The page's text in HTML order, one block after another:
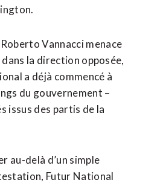
Vannacci menace
la direction opposée,
a déjà ⁠commencé à
du gouvernement –
issus des partis de la
au-delà d’un simple
Futur National